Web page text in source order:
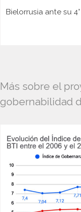
Bielorrusia ante su
Más sobre el
gobernabilidad